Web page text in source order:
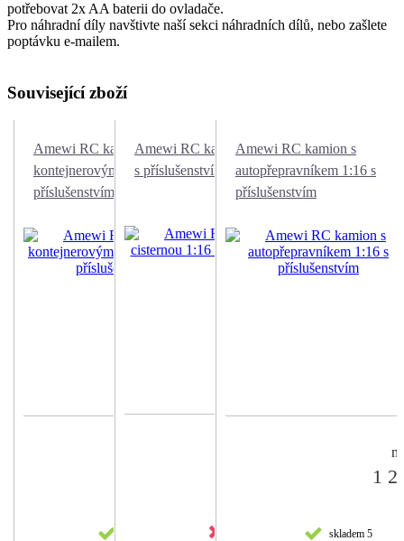
potřebovat 2x AA baterii do ovladače.
Pro náhradní díly navštivte naší sekci náhradních dílů, nebo zašlete
poptávku e-mailem.
Související zboží
Amewi RC kamion s
kontejnerovým návěsem 1:16 s
příslušenstvím
Amewi RC kamion s cisternou 1:16
s příslušenstvím
Amewi RC kamion s
autopřepravníkem 1:16 s
příslušenstvím
1
skladem 5